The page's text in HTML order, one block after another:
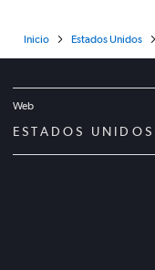
Inicio Estados Unidos
Web
ESTADOS UNIDOS